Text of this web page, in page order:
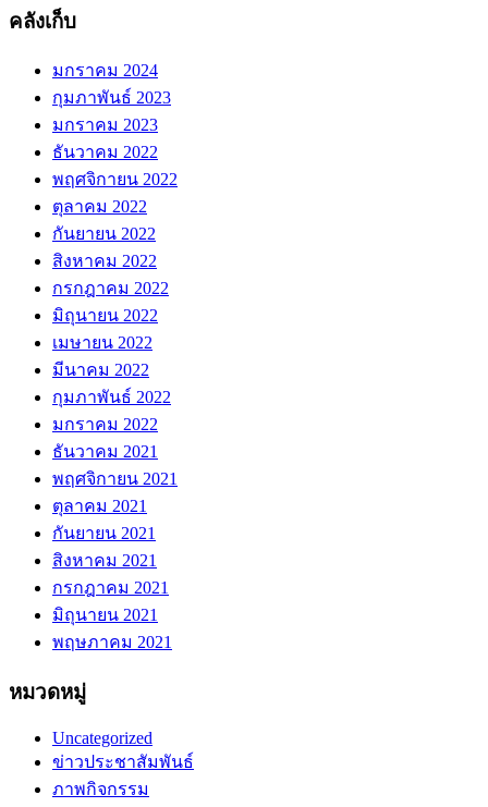
คลังเก็บ
มกราคม 2024
กุมภาพันธ์ 2023
มกราคม 2023
ธันวาคม 2022
พฤศจิกายน 2022
ตุลาคม 2022
กันยายน 2022
สิงหาคม 2022
กรกฎาคม 2022
มิถุนายน 2022
เมษายน 2022
มีนาคม 2022
กุมภาพันธ์ 2022
มกราคม 2022
ธันวาคม 2021
พฤศจิกายน 2021
ตุลาคม 2021
กันยายน 2021
สิงหาคม 2021
กรกฎาคม 2021
มิถุนายน 2021
พฤษภาคม 2021
หมวดหมู่
Uncategorized
ข่าวประชาสัมพันธ์
ภาพกิจกรรม